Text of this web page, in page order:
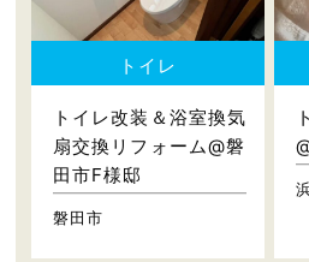
トイレ
トイレ改装＆浴室換気
扇交換リフォーム@磐
田市F様邸
磐田市